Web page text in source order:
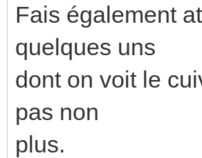
Fais également
quelques uns
dont on voit le
pas non
plus.